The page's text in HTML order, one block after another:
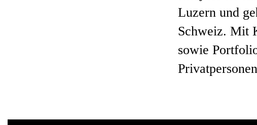
Luzern und
Schweiz. Mit
sowie